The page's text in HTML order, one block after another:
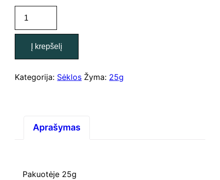
kiekis:
Vijoklinės
baltos
didelės
pupelės
(šabalbonai)
Į krepšelį
Kategorija: Sėklos Žyma: 25g
Aprašymas
Pakuotėje 25g